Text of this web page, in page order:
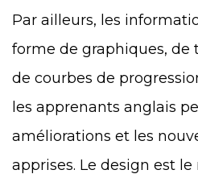
Par ailleurs, les
forme de graphiques, de
de courbes de
les apprenants anglais
améliorations et les
apprises. Le design est